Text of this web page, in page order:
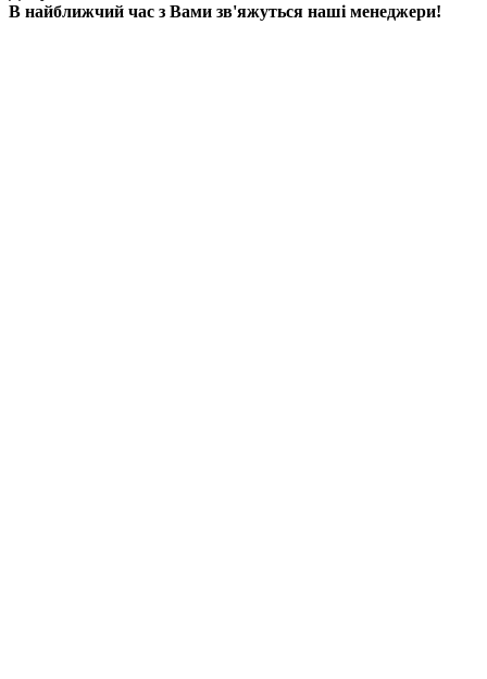
В найближчий час з Вами зв'яжуться наші менеджери!